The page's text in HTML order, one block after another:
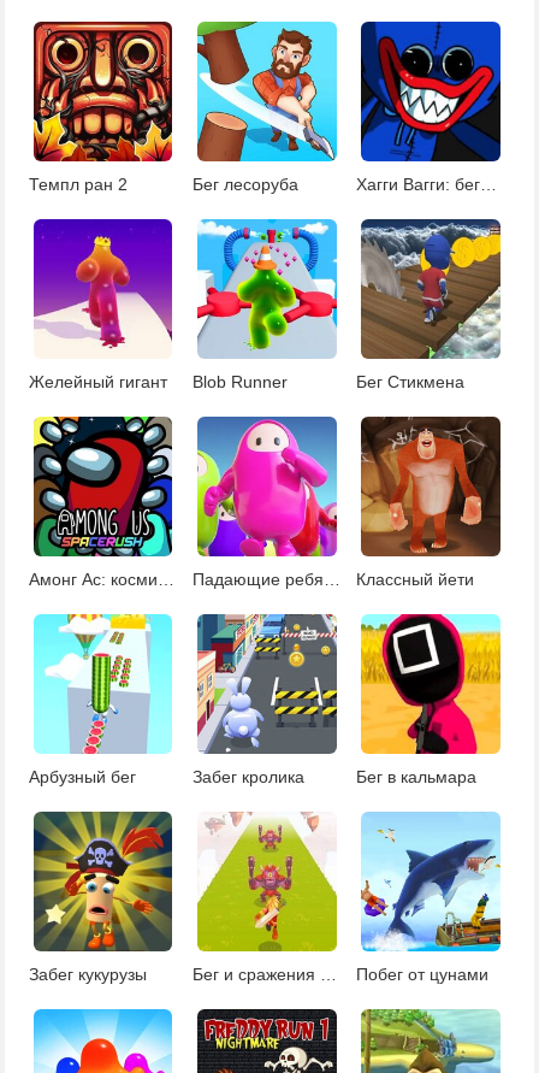
Темпл ран 2 Бег лесоруба Хагги Вагги: бегалка
Желейный гигант Blob Runner Бег Cтикмена
Классный йети
Арбузный бег Забег кролика Бег в кальмара
Забег кукурузы Побег от цунами